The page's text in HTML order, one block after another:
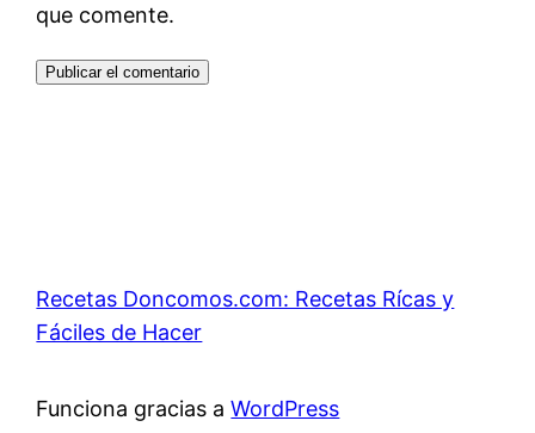
que comente.
Recetas Doncomos.com: Recetas Rícas y
Fáciles de Hacer
Funciona gracias aWordPress